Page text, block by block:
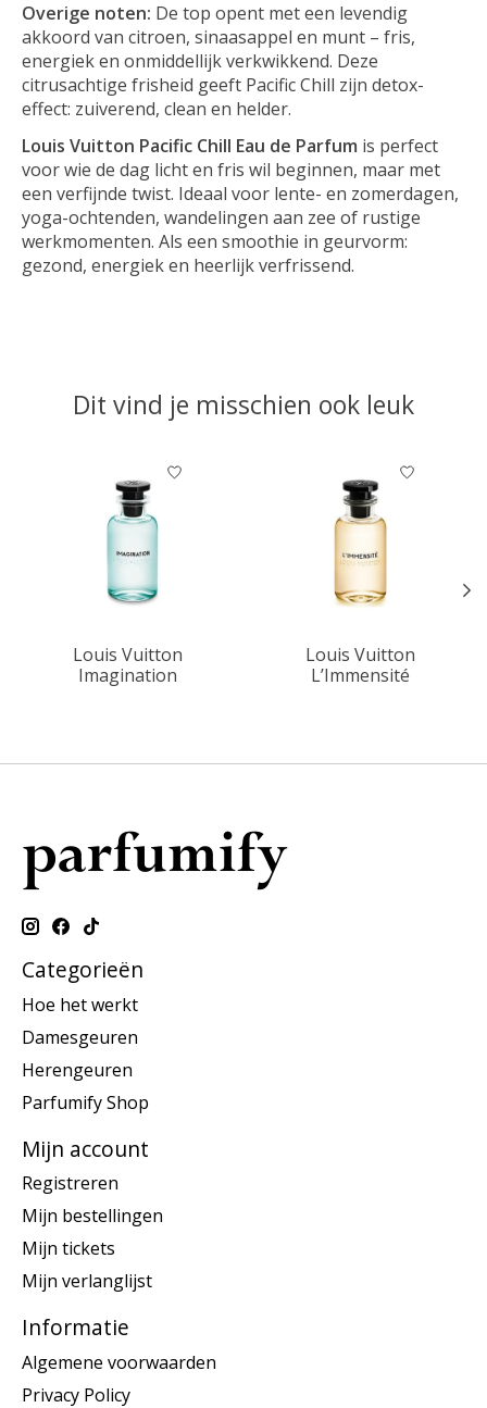
Overige noten: De top opent met een levendig
akkoord van citroen, sinaasappel en munt – fris,
energiek en onmiddellijk verkwikkend. Deze
citrusachtige frisheid geeft Pacific Chill zijn detox-
effect: zuiverend, clean en helder.
Louis Vuitton Pacific Chill Eau de Parfum is perfect
voor wie de dag licht en fris wil beginnen, maar met
een verfijnde twist. Ideaal voor lente- en zomerdagen,
yoga-ochtenden, wandelingen aan zee of rustige
werkmomenten. Als een smoothie in geurvorm:
gezond, energiek en heerlijk verfrissend.
Dit vind je misschien ook leuk
Items van productcarrousel
Louis Vuitton
Imagination
Louis Vuitton
L’Immensité
Categorieën
Hoe het werkt
Damesgeuren
Herengeuren
Parfumify Shop
Mijn account
Registreren
Mijn bestellingen
Mijn tickets
Mijn verlanglijst
Informatie
Algemene voorwaarden
Privacy Policy